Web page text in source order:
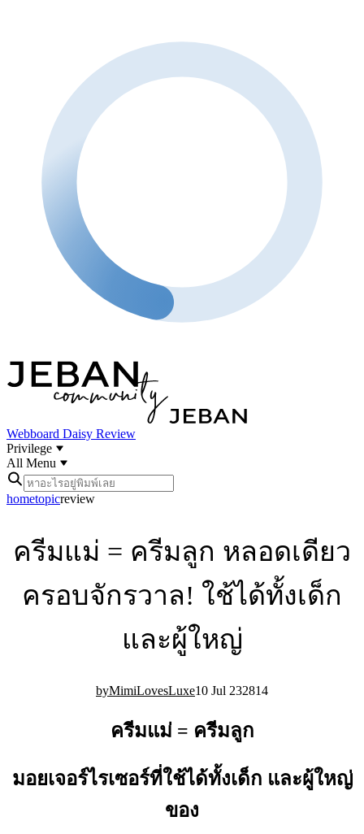
Webboard Daisy Review
Privilege
All Menu
hometopicreview
ครีมแม่ = ครีมลูก หลอดเดียว
ครอบจักรวาล! ใช้ได้ทั้งเด็ก
และผู้ใหญ่
MimiLovesLuxe10 Jul 232814
ครีมแม่ = ครีมลูก
มอยเจอร์ไรเซอร์ที่ใช้ได้ทั้งเด็ก และผู้ใหญ่
ของ